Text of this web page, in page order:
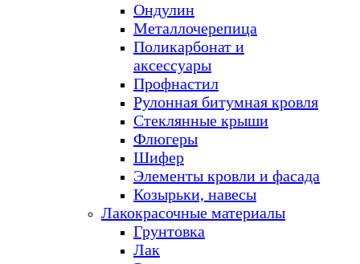
Ондулин
Металлочерепица
Поликарбонат и
аксессуары
Профнастил
Рулонная битумная кровля
Стеклянные крыши
Флюгеры
Шифер
Элементы кровли и фасада
Козырьки, навесы
Лакокрасочные материалы
Грунтовка
Лак